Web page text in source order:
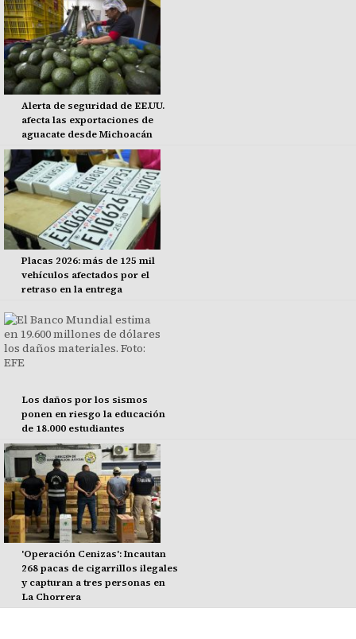
Alerta de seguridad de EE.UU.
afecta las exportaciones de
aguacate desde Michoacán
Placas 2026: más de 125 mil
vehículos afectados por el
retraso en la entrega
Los daños por los sismos
ponen en riesgo la educación
de 18.000 estudiantes
'Operación Cenizas': Incautan
268 pacas de cigarrillos ilegales
y capturan a tres personas en
La Chorrera